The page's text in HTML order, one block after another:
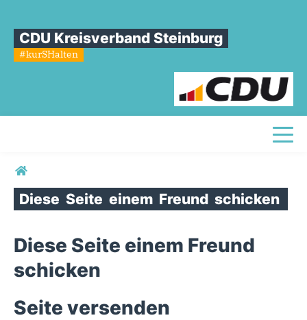
CDU Kreisverband Steinburg
#kurSHalten
Sie sind hier
Diese Seite einem Freund schicken
Diese Seite einem Freund
schicken
Seite versenden